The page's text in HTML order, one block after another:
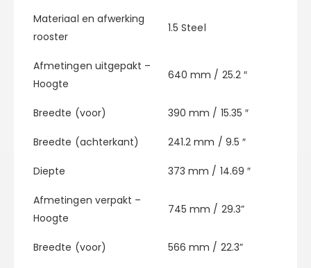
Materiaal en afwerking
rooster
1.5 Steel
Afmetingen uitgepakt –
Hoogte
640 mm / 25.2 ″
Breedte (voor) 390 mm / 15.35 ″
Breedte (achterkant) 241.2 mm / 9.5 ″
Diepte 373 mm / 14.69 ″
Afmetingen verpakt –
Hoogte
745 mm / 29.3”
Breedte (voor) 566 mm / 22.3”